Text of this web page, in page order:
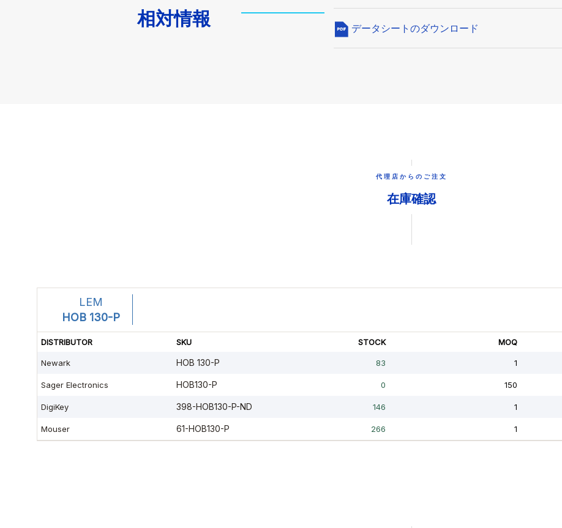
相対情報 データシートのダウンロード
代理店からのご注文
在庫確認